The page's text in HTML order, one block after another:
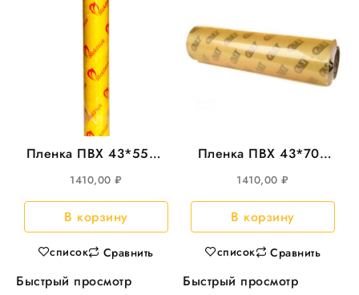
Пленка ПВХ 43*550м
SlickStick 8мкм
1410,00₽
В корзину
список Сравнить
Быстрый просмотр
Пленка ПВХ 43*700
CAST 8 мкр
1410,00₽
В корзину
список Сравнить
Быстрый просмотр